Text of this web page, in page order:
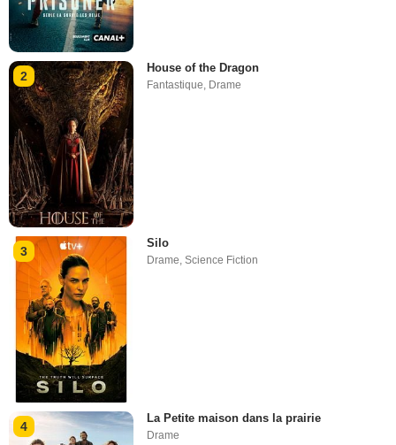
2
House of the Dragon
Fantastique, Drame
3
Silo
Drame,Science Fiction
4
La Petite maison dans la prairie
Drame